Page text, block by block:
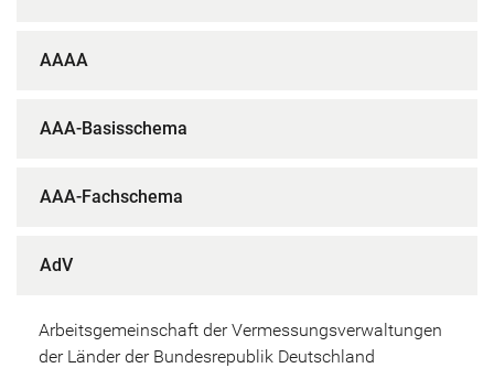
AAAA
AAA-Basisschema
AAA-Fachschema
AdV
Arbeitsgemeinschaft der Vermessungsverwaltungen
der Länder der Bundesrepublik Deutschland